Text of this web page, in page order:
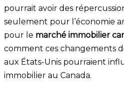
pourrait avoir des
seulement pour l’économie
pour le marché immobilier
comment ces changements
aux États-Unis pourraient
immobilier au Canada.